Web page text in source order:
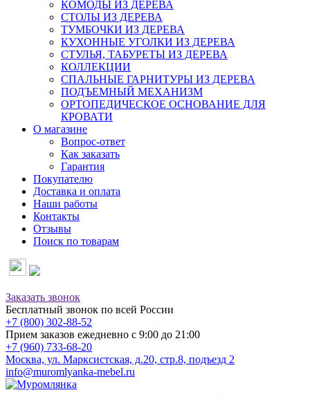
КОМОДЫ ИЗ ДЕРЕВА
СТОЛЫ ИЗ ДЕРЕВА
ТУМБОЧКИ ИЗ ДЕРЕВА
КУХОННЫЕ УГОЛКИ ИЗ ДЕРЕВА
СТУЛЬЯ, ТАБУРЕТЫ ИЗ ДЕРЕВА
КОЛЛЕКЦИИ
СПАЛЬНЫЕ ГАРНИТУРЫ ИЗ ДЕРЕВА
ПОДЪЕМНЫЙ МЕХАНИЗМ
ОРТОПЕДИЧЕСКОЕ ОСНОВАНИЕ ДЛЯ
КРОВАТИ
О магазине
Вопрос-ответ
Как заказать
Гарантия
Покупателю
Доставка и оплата
Наши работы
Контакты
Отзывы
Поиск по товарам
Заказать звонок
Бесплатный звонок по всей России
+7 (800) 302-88-52
Прием заказов ежедневно с 9:00 до 21:00
+7 (960) 733-68-20
Москва, ул. Марксистская, д.20, стр.8, подъезд 2
info@muromlyanka-mebel.ru